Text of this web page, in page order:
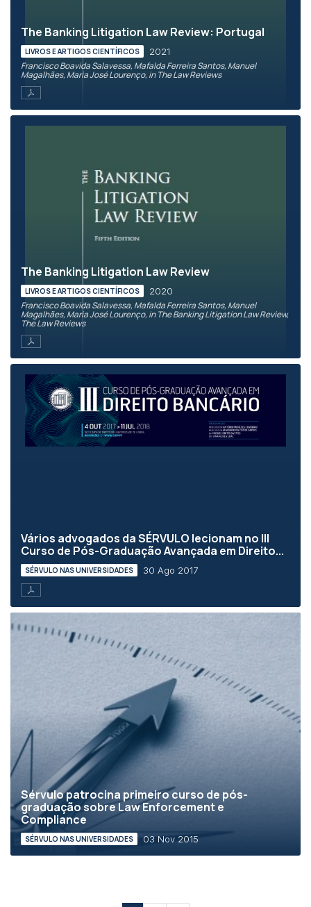
The Banking Litigation Law Review: Portugal
LIVROS E ARTIGOS CIENTÍFICOS 2021
Francisco Boavida Salavessa, Mafalda Ferreira Santos, Manuel
Magalhães, Maria José Lourenço, in The Law Reviews
The Banking Litigation Law Review
LIVROS E ARTIGOS CIENTÍFICOS 2020
Francisco Boavida Salavessa, Mafalda Ferreira Santos, Manuel
Magalhães, Maria José Lourenço, in The Banking Litigation Law Review,
The Law Reviews
Vários advogados da SÉRVULO lecionam no III
Curso de Pós-Graduação Avançada em Direito...
SÉRVULO NAS UNIVERSIDADES 30 Ago 2017
Sérvulo patrocina primeiro curso de pós-
graduação sobre Law Enforcement e
Compliance
SÉRVULO NAS UNIVERSIDADES 03 Nov 2015